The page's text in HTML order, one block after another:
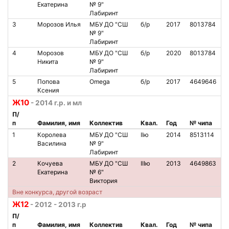
Екатерина
№ 9"
Лабиринт
3 Морозов Илья
МБУ ДО "СШ
№ 9"
Лабиринт
б/р 2017 8013784
4
Морозов
Никита
МБУ ДО "СШ
№ 9"
Лабиринт
б/р 2020 8013784
5
Попова
Ксения
Omega б/р 2017 4649646
Ж10 - 2014 г.р. и мл
П/
п
Фамилия, имя Коллектив Квал. Год
№ чипа
1
Королева
Василина
МБУ ДО "СШ
№ 9"
Лабиринт
IIю 2014 8513114
2
Кочуева
Екатерина
МБУ ДО "СШ
№ 6"
Виктория
IIIю 2013 4649863
Вне конкурса, другой возраст
Ж12 - 2012 - 2013 г.р
П/
п
Фамилия, имя Коллектив Квал. Год
№ чипа